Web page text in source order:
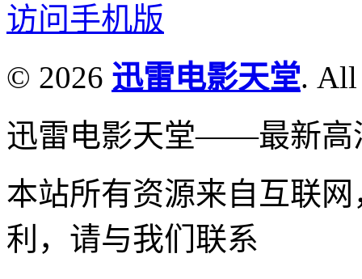
访问手机版
© 2026 迅雷电影天堂. All
迅雷电影天堂——最新高
本站所有资源来自互联
利，请与我们联系